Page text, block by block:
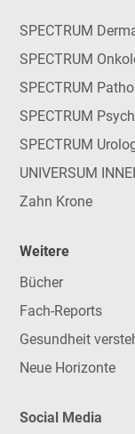
SPECTRUM
SPECTRUM
SPECTRUM
SPECTRUM
SPECTRUM
UNIVERSUM
Zahn Krone
Weitere
Bücher
Fach-Reports
Gesundheit
Neue Horizonte
Social Media